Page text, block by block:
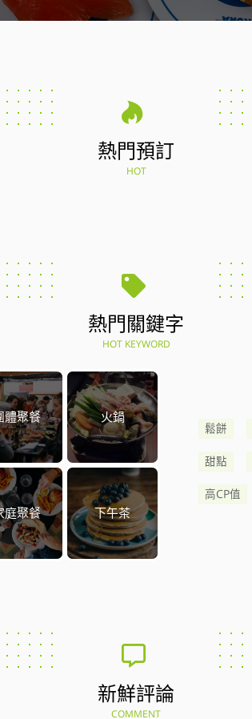
熱門預訂
HOT
熱門關鍵字
HOT KEYWORD
體聚餐 火鍋
庭聚餐 下午茶
鬆餅
甜點
高CP值
新鮮評論
COMMENT